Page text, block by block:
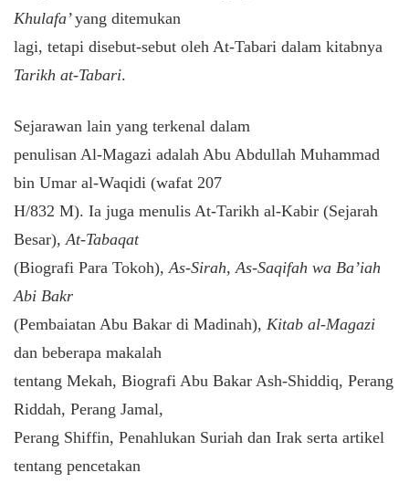
Khulafa’yang ditemukan
lagi, tetapi disebut-sebut oleh At-Tabari dalam kitabnya
Tarikh at-Tabari.
Sejarawan lain yang terkenal dalam
penulisan Al-Magazi adalah Abu Abdullah Muhammad
bin Umar al-Waqidi (wafat 207
H/832 M). Ia juga menulis At-Tarikh al-Kabir (Sejarah
Besar), At-Tabaqat
(Biografi Para Tokoh), As-Sirah, As-Saqifah wa Ba’iah
Abi Bakr
(Pembaiatan Abu Bakar di Madinah), Kitab al-Magazi
dan beberapa makalah
tentang Mekah, Biografi Abu Bakar Ash-Shiddiq, Perang
Riddah, Perang Jamal,
Perang Shiffin, Penahlukan Suriah dan Irak serta artikel
tentang pencetakan